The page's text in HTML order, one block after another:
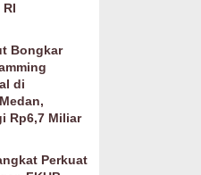
Bongkar
di
Rp6,7 Miliar
Perkuat